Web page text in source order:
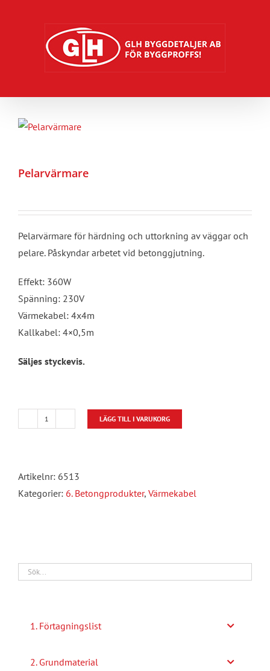
Pelarvärmare
Pelarvärmare för härdning och uttorkning av väggar och
pelare. Påskyndar arbetet vid betonggjutning.
Effekt: 360W
Spänning: 230V
Värmekabel: 4x4m
Kallkabel: 4×0,5m
Säljes styckevis.
Pelarvärmare
LÄGG TILL I VARUKORG
Artikelnr: 6513
Kategorier: 6. Betongprodukter, Värmekabel
1. Förtagningslist
2. Grundmaterial